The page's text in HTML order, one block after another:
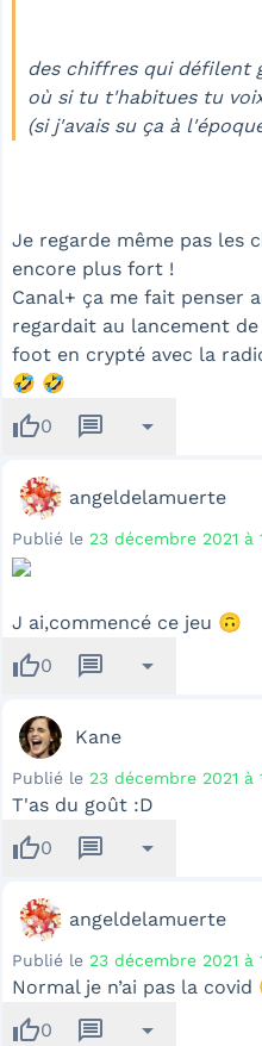
des chiffres qui défilent
où si tu t'habitues tu
(si j'avais su ça à
Je regarde même pas les
encore plus fort !
Canal+ ça me fait penser
regardait au lancement
foot en crypté avec la
🤣 🤣
thumb_up0 message arrow_drop_down
angeldelamuerte
Publié le 23 décembre 2021 à
J ai,commencé ce jeu 🙃
thumb_up0 message arrow_drop_down
Kane
Publié le 23 décembre 2021 à
T'as du goût :D
thumb_up0 message arrow_drop_down
angeldelamuerte
Publié le 23 décembre 2021 à
Normal je n’ai pas la covid
thumb_up0 message arrow_drop_down